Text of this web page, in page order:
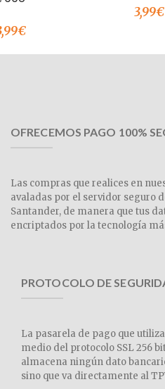
€
3,99€
OFRECEMOS PAGO 100%
Las compras que realices en
avaladas por el servidor seguro
Santander, de manera que tus
encriptados por la tecnología
PROTOCOLO DE
La pasarela de pago que
medio del protocolo SSL 256
almacena ningún dato
sino que va directamente al